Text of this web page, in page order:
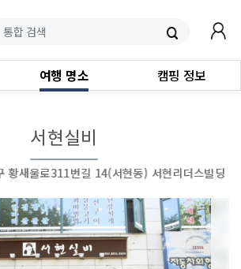
여행 명소 캠핑 정보
서현실비
황새울로311번길 14(서현동) 서현리더스빌딩